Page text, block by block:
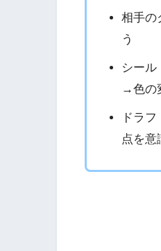
相手の
う
シール
→色の
ドラ
点を意